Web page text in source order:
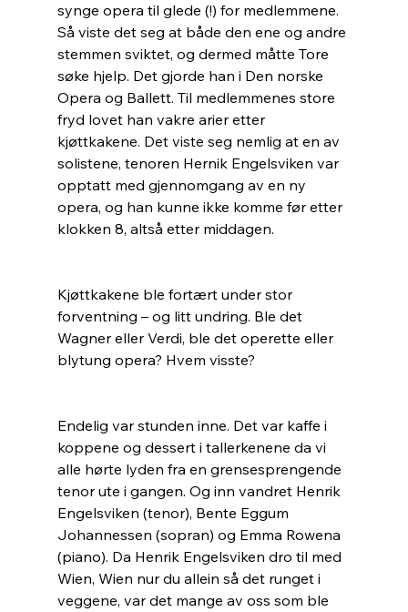
synge opera til glede (!) for medlemmene.
Så viste det seg at både den ene og andre
stemmen sviktet, og dermed måtte Tore
søke hjelp. Det gjorde han i Den norske
Opera og Ballett. Til medlemmenes store
fryd lovet han vakre arier etter
kjøttkakene. Det viste seg nemlig at en av
solistene, tenoren Hernik Engelsviken var
opptatt med gjennomgang av en ny
opera, og han kunne ikke komme før etter
klokken 8, altså etter middagen.
Kjøttkakene ble fortært under stor
forventning – og litt undring. Ble det
Wagner eller Verdi, ble det operette eller
blytung opera? Hvem visste?
Endelig var stunden inne. Det var kaffe i
koppene og dessert i tallerkenene da vi
alle hørte lyden fra en grensesprengende
tenor ute i gangen. Og inn vandret Henrik
Engelsviken (tenor), Bente Eggum
Johannessen (sopran) og Emma Rowena
(piano). Da Henrik Engelsviken dro til med
Wien, Wien nur du allein så det runget i
veggene, var det mange av oss som ble